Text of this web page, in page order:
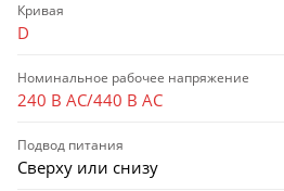
Кривая
D
Номинальное рабочее напряжение
240 В AC/440 В AC
Подвод питания
Сверху или снизу